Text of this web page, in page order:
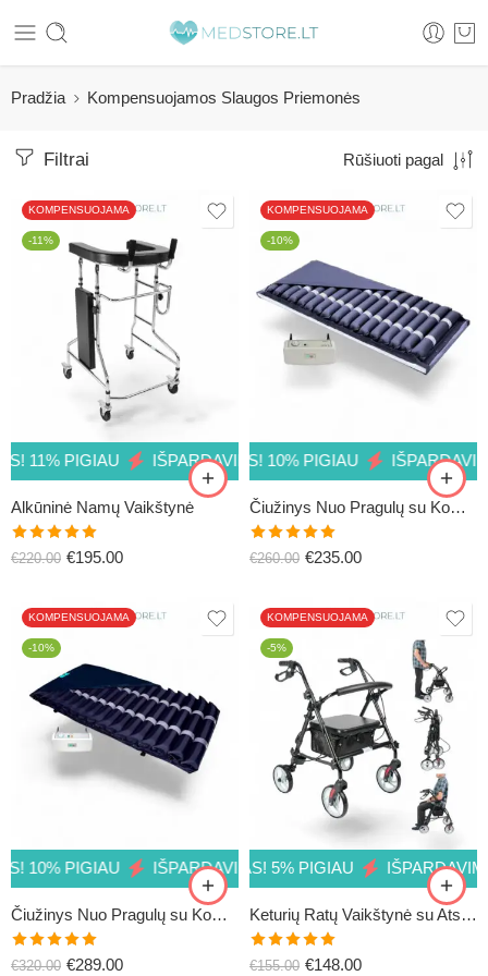
Pradžia Kompensuojamos Slaugos Priemonės
Filtrai Rūšiuoti pagal
KOMPENSUOJAMA
-11%
PIGIAU IŠPARDAVIMAS! 11% PIGIAU IŠPARDAVIMAS!
Alkūninė Namų Vaikštynė
Įvertinimas:
€220.00 €195.00
KOMPENSUOJAMA
-10%
IŠPARDAVIMAS! 10% PIGIAU IŠPARDAVIMAS!
Čiužinys Nuo Pragulų su Kompresoriumi BIOFLOTE4000
Įvertinimas:
€260.00 €235.00
KOMPENSUOJAMA
-10%
PIGIAU IŠPARDAVIMAS! 10% PIGIAU IŠPARDAVIMAS!
Čiužinys Nuo Pragulų su Kompresoriumi BIOFLOTE5000
Įvertinimas:
€320.00 €289.00
KOMPENSUOJAMA
-5%
IŠPARDAVIMAS! 5% PIGIAU IŠPARDAVIMAS!
Keturių Ratų Vaikštynė su Atsisėdimu
Įvertinimas:
€155.00 €148.00